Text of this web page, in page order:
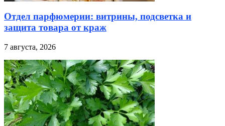
Отдел парфюмерии: витрины, подсветка и
защита товара от краж
7 августа, 2026